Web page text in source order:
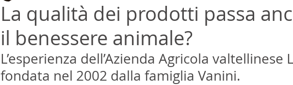
La qualità dei prodotti passa
il benessere animale?
L’esperienza dell’Azienda Agricola valtellinese
fondata nel 2002 dalla famiglia Vanini.